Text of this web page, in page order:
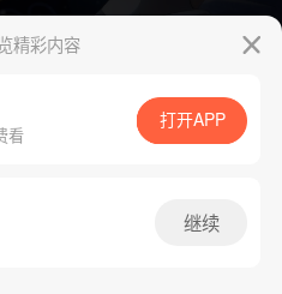
App免费看
腾漫App免费看
精彩内容
看
打开APP
继续